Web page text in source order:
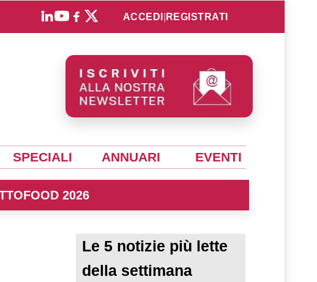
ACCEDI REGISTRATI
SPECIALI ANNUARI EVENTI
2026
Le 5 notizie più lette
della settimana